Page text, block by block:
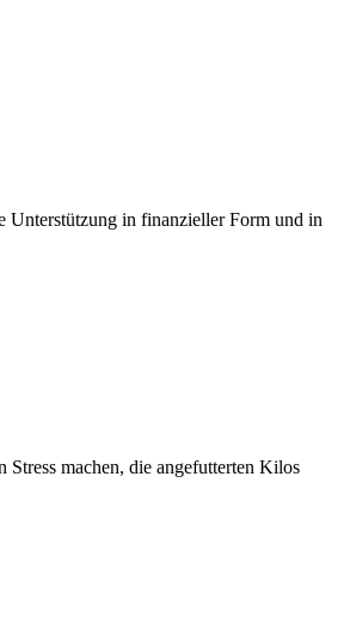
Unterstützung in finanzieller Form und in
machen, die angefutterten Kilos